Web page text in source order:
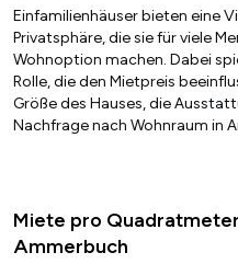
Einfamilienhäuser bieten eine
Privatsphäre, die sie für viele
Wohnoption machen. Dabei
Rolle, die den Mietpreis
Größe des Hauses, die
Nachfrage nach Wohnraum in
Miete pro
Ammerbuch